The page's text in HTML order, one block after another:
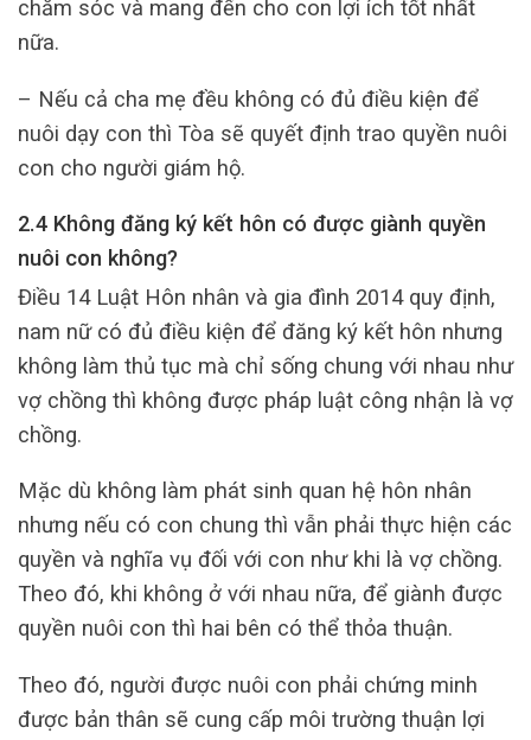
chăm sóc và mang đến cho con lợi ích tốt nhất
nữa.
– Nếu cả cha mẹ đều không có đủ điều kiện để
nuôi dạy con thì Tòa sẽ quyết định trao quyền nuôi
con cho người giám hộ.
2.4 Không đăng ký kết hôn có được giành quyền
nuôi con không?
Điều 14 Luật Hôn nhân và gia đình 2014 quy định,
nam nữ có đủ điều kiện để đăng ký kết hôn nhưng
không làm thủ tục mà chỉ sống chung với nhau như
vợ chồng thì không được pháp luật công nhận là vợ
chồng.
Mặc dù không làm phát sinh quan hệ hôn nhân
nhưng nếu có con chung thì vẫn phải thực hiện các
quyền và nghĩa vụ đối với con như khi là vợ chồng.
Theo đó, khi không ở với nhau nữa, để giành được
quyền nuôi con thì hai bên có thể thỏa thuận.
Theo đó, người được nuôi con phải chứng minh
được bản thân sẽ cung cấp môi trường thuận lợi